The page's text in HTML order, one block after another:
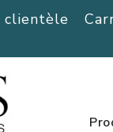
clientèle